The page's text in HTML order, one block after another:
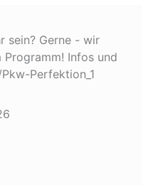
sein? Gerne - wir
Programm! Infos und
Perfektion_1